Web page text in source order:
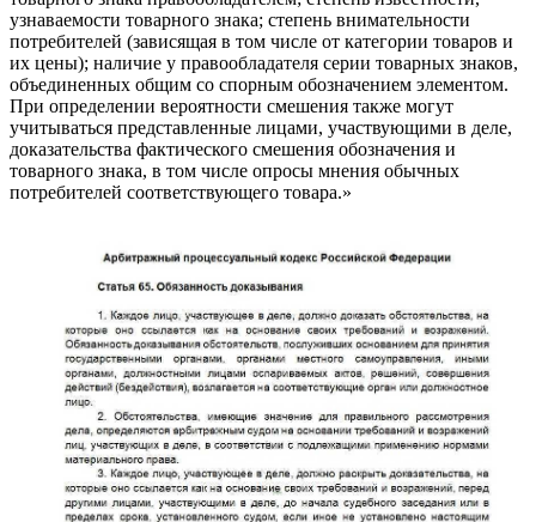
узнаваемости товарного знака; степень внимательности
потребителей (зависящая в том числе от категории товаров и
их цены); наличие у правообладателя серии товарных знаков,
объединенных общим со спорным обозначением элементом.
При определении вероятности смешения также могут
учитываться представленные лицами, участвующими в деле,
доказательства фактического смешения обозначения и
товарного знака, в том числе опросы мнения обычных
потребителей соответствующего товара.»